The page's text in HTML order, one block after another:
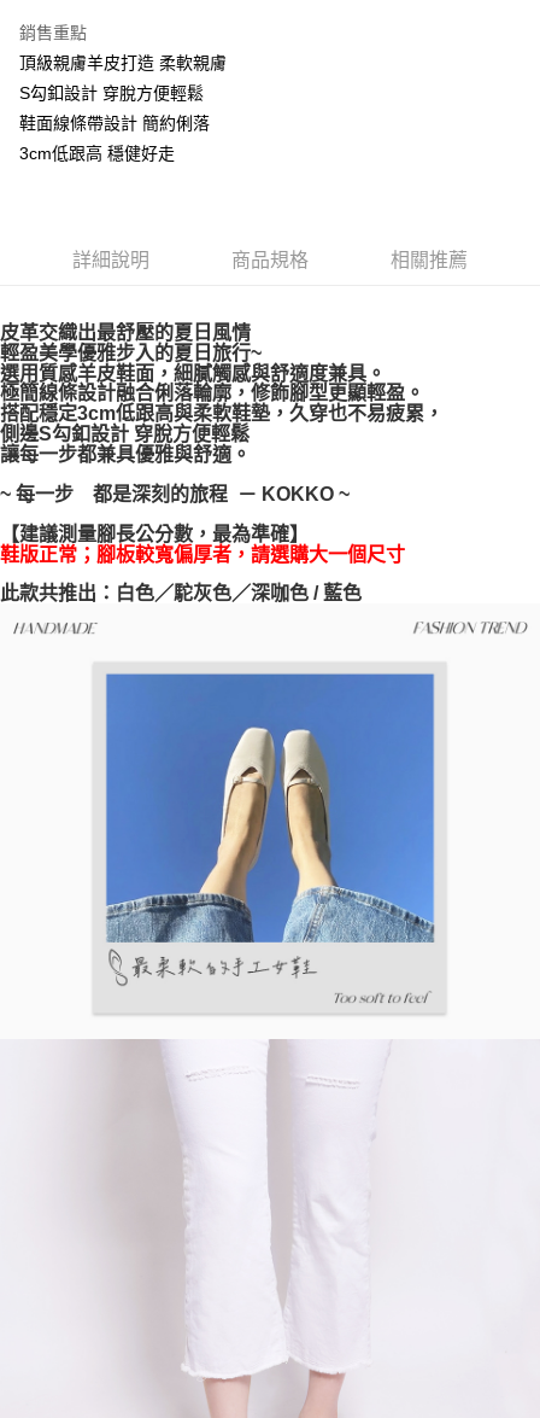
街口支付
悠遊付
AFTEE先享後付
便利好安心！
１．簡單：不需註冊會員、不需綁卡、不需儲值。
【「AFTEE先享後付」結帳流程】
１．於結帳方式選擇「AFTEE先享後付」後，將跳轉至「AFTEE先享後付」
結帳頁面，進行簡訊認證並確認金額後，即可完成結帳。
２．訂單成立數日內，您將收到繳費通知簡訊。
３．收到繳費通知簡訊後14天內，點擊此簡訊中的連結，可透過四大超商／
ATM／網路銀行／等多元方式進行付款，方視為交易完成。
※ 請注意：結帳手續完成當下不需立刻繳費，但若您需要取消訂單，請聯絡
購買商品的店家。未經商家同意取消之訂單仍視為有效，需透過AFTEE先享
後付繳納相關費用。
※ 交易是否成功請以「AFTEE先享後付 」之結帳頁面顯示為準，若有關於
客戶支援中心」https://netprotections.freshdesk.com/support/home
【注意事項】
１．透過由恩沛科技股份有限公司提供之「AFTEE先享後付」服務完成之交
２．關於個人資料處理事宜，請瀏覽以下網址：
３．未成年的使用者請事先徵得法定代理人或監護人之同意方可使用
「AFTEE先享後付」，若未經同意申辦者引起之損失，本公司不負相關責
４．使用「AFTEE先享後付」時，將依據個別帳號之用戶狀況，依本公司即
時審查核予不同之上限額度；若仍有額度不足之情形，本公司將視審查結果
５．嚴禁一人註冊多個帳號或使用他人資訊註冊。若發現惡意使用之情形，
恩沛科技股份有限公司將有權停止該用戶之使用額度並採取法律行動。
宅配通
每筆NT$100，滿NT$999(含以上)免運費
銷售重點
頂級親膚羊皮打造 柔軟親膚
S勾釦設計 穿脫方便輕鬆
鞋面線條帶設計 簡約俐落
3cm低跟高 穩健好走
詳細說明 商品規格 相關推薦
皮革交織出最舒壓的夏日風情
輕盈美學優雅步入的夏日旅行~
選用質感羊皮鞋面，細膩觸感與舒適度兼具。
極簡線條設計融合俐落輪廓，修飾腳型更顯輕盈。
搭配穩定3cm低跟高與柔軟鞋墊，久穿也不易疲累，
側邊S勾釦設計 穿脫方便輕鬆
讓每一步都兼具優雅與舒適。
~ 每一步 都是深刻的旅程 － KOKKO ~
【建議測量腳長公分數，最為準確】
鞋版正常；腳板較寬偏厚者，請選購大一個尺寸
此款共推出：白色／駝灰色／深咖色 / 藍色